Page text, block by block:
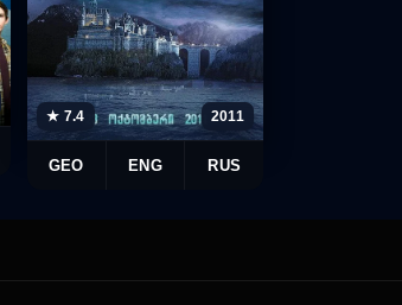
★ 7.4 2011
GEO ENG RUS